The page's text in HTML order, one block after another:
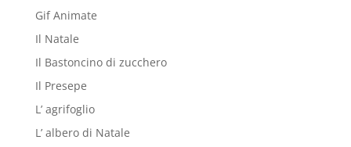
Gif Animate
Il Natale
Il Bastoncino di zucchero
Il Presepe
L’ agrifoglio
L’ albero di Natale